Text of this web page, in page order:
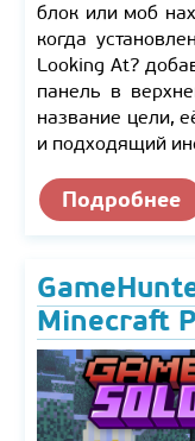
блок или моб
когда
Looking At?
панель в
название цели,
и подходящий
Подробнее
Minecraft